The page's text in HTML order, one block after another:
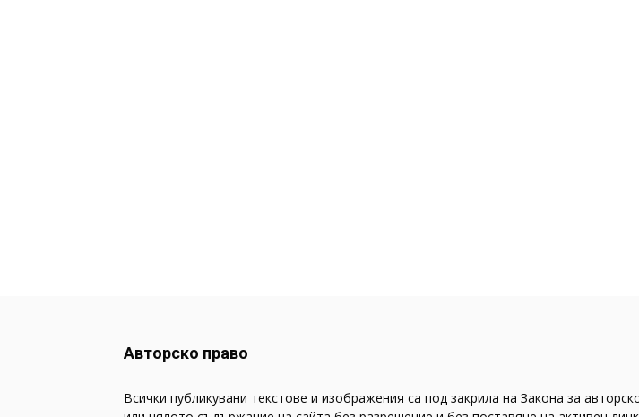
Авторско право
Всички публикувани текстове и изображения са под закрила на Закона за